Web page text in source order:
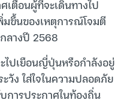
เตือนผู้ที่จะเดินทางไป
ขึ้นของเหตุการณ์โจมตี
ลางปี 2568
ไปเยือนญี่ปุ่นหรือกำลังอยู่
วัง ใส่ใจในความปลอดภัย
การประกาศในท้องถิ่น